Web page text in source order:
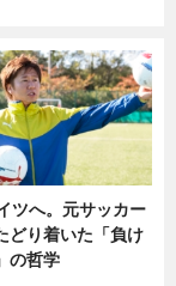
ツへ。元サッカー
どり着いた「負け
の哲学